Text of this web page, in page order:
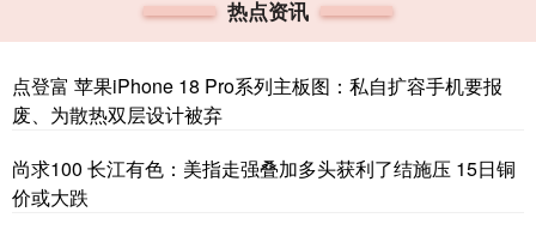
热点资讯
点登富 苹果iPhone 18 Pro系列主板图：私自扩容手机要报
废、为散热双层设计被弃
尚求100 长江有色：美指走强叠加多头获利了结施压 15日铜
价或大跌